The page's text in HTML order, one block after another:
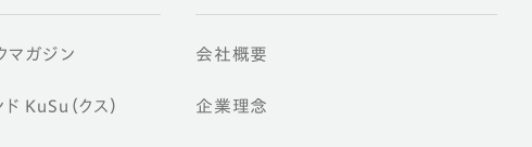
マガジン
KuSu（クス）
会社概要
企業理念